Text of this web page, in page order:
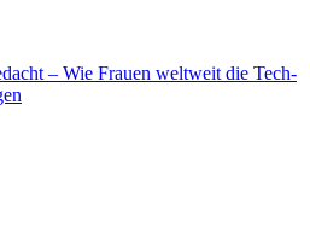
– Wie Frauen weltweit die Tech-